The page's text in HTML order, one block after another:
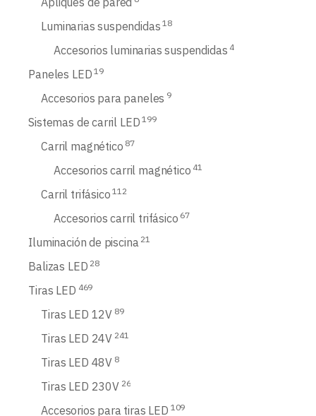
Luminarias suspendidas 18
Accesorios luminarias suspendidas 4
Paneles LED 19
Accesorios para paneles 9
Sistemas de carril LED 199
Carril magnético 87
Accesorios carril magnético 41
Carril trifásico 112
Accesorios carril trifásico 67
Iluminación de piscina 21
Balizas LED 28
Tiras LED 469
Tiras LED 12V 89
Tiras LED 24V 241
Tiras LED 48V 8
Tiras LED 230V 26
Accesorios para tiras LED 109